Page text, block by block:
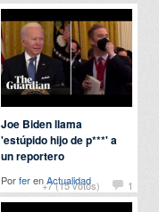
+7 (15 votos) 1
Joe Biden llama
'estúpido hijo de p***' a
un reportero
PorferenActualidad